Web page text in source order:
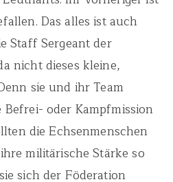
Das alles ist auch
Staff Sergeant der
nicht dieses kleine,
sie und ihr Team
oder Kampfmission
die Echsenmenschen
militärische Stärke so
sich der Föderation